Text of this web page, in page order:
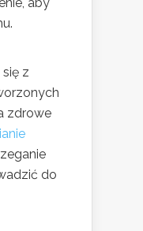
się z
zdrowe
do